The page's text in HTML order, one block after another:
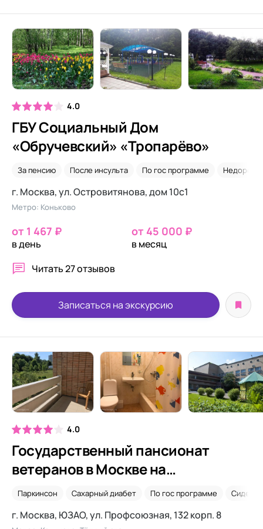
4.0
ГБУ Социальный Дом
«Обручевский» «Тропарёво»
За пенсию После инсульта По гос программе Недорого
г. Москва, ул. Островитянова, дом 10с1
Метро: Коньково
от 1 467 ₽
в день
от 45 000 ₽
в месяц
Читать27 отзывов
Записаться на экскурсию
4.0
Государственный пансионат
ветеранов в Москве на
Профсоюзной
Паркинсон Сахарный диабет По гос программе Сиделки
г. Москва, ЮЗАО, ул. Профсоюзная, 132 корп. 8